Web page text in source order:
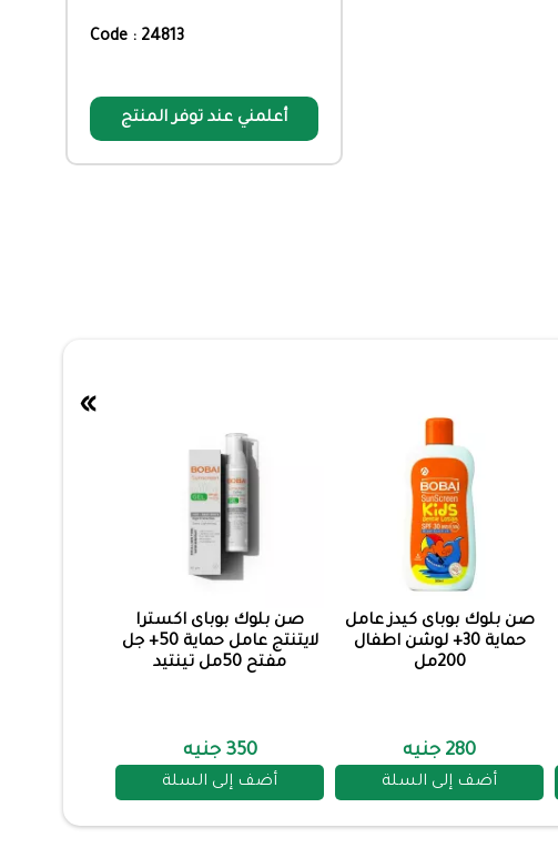
Code : 24813
أعلمني عند توفر المنتج
صن بلوك بوباى كيدز عامل
حماية 30+ لوشن اطفال
200مل
280 جنيه
أضف إلى السلة
صن بلوك بوباى اكسترا
لايتنتج عامل حماية 50+ جل
مفتح 50مل تينتيد
350 جنيه
أضف إلى السلة
»